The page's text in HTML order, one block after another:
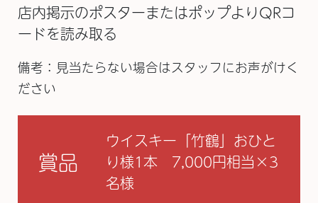
店内掲示のポスターまたはポップよりQRコ
ードを読み取る
備考：見当たらない場合はスタッフにお声がけく
ださい
賞品
ウイスキー「竹鶴」おひと
り様1本 7,000円相当×3
名様